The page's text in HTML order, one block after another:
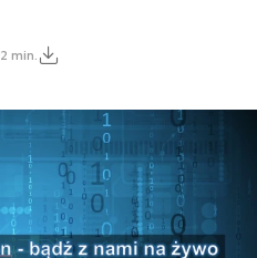
2 min.